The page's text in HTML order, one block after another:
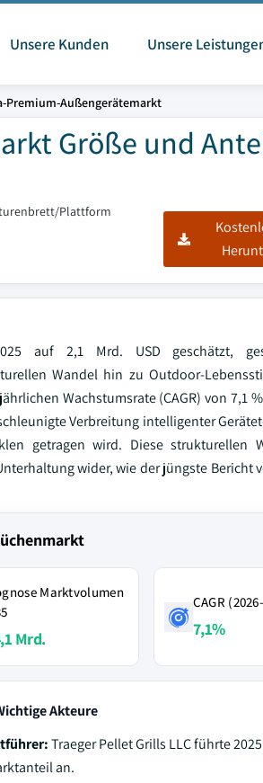
Unsere Kunden Unsere
Premium-Außengerätemarkt
Größe und
Plattform
auf 2,1 Mrd. USD geschätzt,
Wandel hin zu Outdoor-
Wachstumsrate (CAGR) von 7,1
Verbreitung intelligenter
getragen wird. Diese strukturellen
wider, wie der jüngste Bericht
Marktvolumen
Mrd.
CAGR
7,1%
Akteure
Traeger Pellet Grills LLC führte
an.